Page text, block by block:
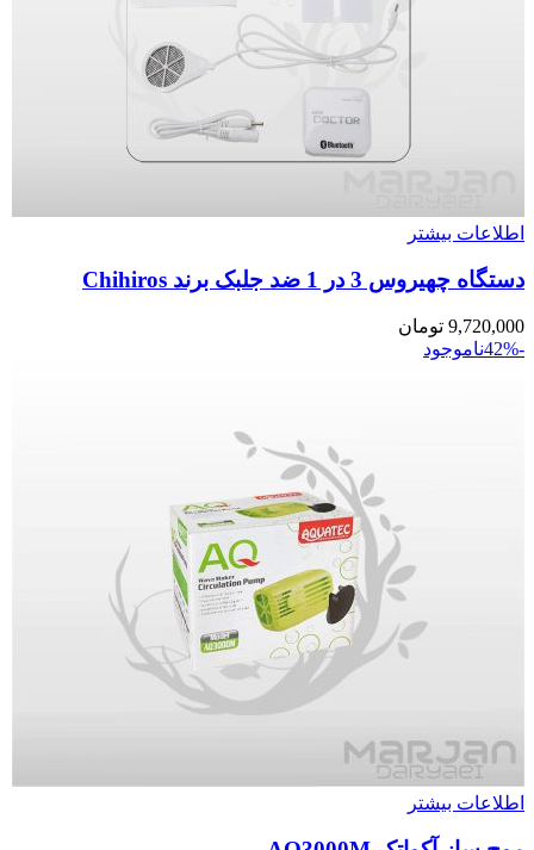
اطلاعات بیشتر
دستگاه چهیروس 3 در 1 ضد جلبک برند Chihiros
9,720,000 تومان
-42%
ناموجود
اطلاعات بیشتر